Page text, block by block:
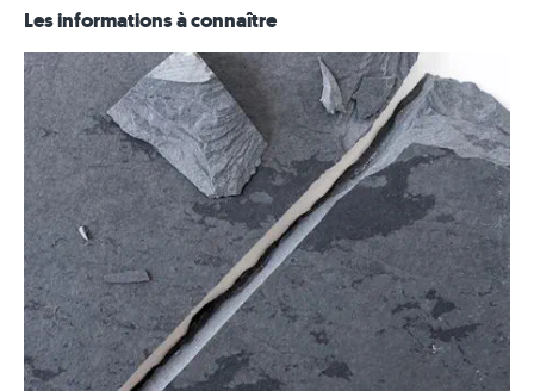
Les informations à connaître